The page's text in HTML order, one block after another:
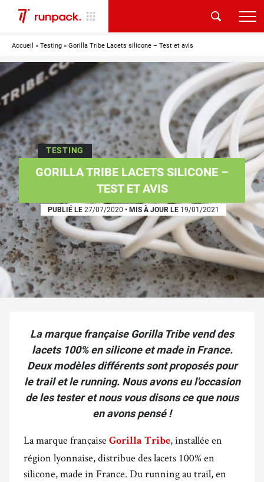
Accueil » Testing » Gorilla Tribe Lacets silicone – Test et avis
TESTING
GORILLA TRIBE LACETS SILICONE –
TEST ET AVIS
PUBLIÉ LE 27/07/2020 • MIS À JOUR LE 19/01/2021
La marque française Gorilla Tribe vend des
lacets 100% en silicone et made in France.
Deux modèles différents sont proposés pour
le trail et le running. Nous avons eu l'occasion
de les tester et nous vous disons ce que nous
en avons pensé !
La marque française Gorilla Tribe, installée en
région lyonnaise, distribue des lacets 100% en
silicone, made in France. Du running au trail, en